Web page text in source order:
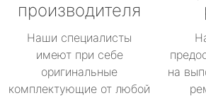
производителя
Наши специалисты
имеют при себе
оригинальные
комплектующие от любой
на